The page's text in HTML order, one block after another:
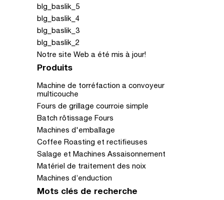
blg_baslik_5
blg_baslik_4
blg_baslik_3
blg_baslik_2
Notre site Web a été mis à jour!
Produits
Machine de torréfaction a convoyeur
multicouche
Fours de grillage courroie simple
Batch rôtissage Fours
Machines d'emballage
Coffee Roasting et rectifieuses
Salage et Machines Assaisonnement
Matériel de traitement des noix
Machines d’enduction
Mots clés de recherche